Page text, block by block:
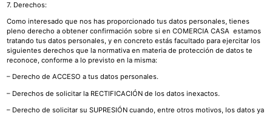
7. Derechos:
Como interesado que nos has proporcionado tus datos personales, tienes
pleno derecho a obtener confirmación sobre si en COMERCIA CASA estamos
tratando tus datos personales, y en concreto estás facultado para ejercitar los
siguientes derechos que la normativa en materia de protección de datos te
reconoce, conforme a lo previsto en la misma:
– Derecho de ACCESO a tus datos personales.
– Derechos de solicitar la RECTIFICACIÓN de los datos inexactos.
– Derecho de solicitar su SUPRESIÓN cuando, entre otros motivos, los datos ya